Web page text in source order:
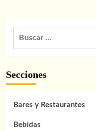
Secciones
Bares y Restaurantes
Bebidas